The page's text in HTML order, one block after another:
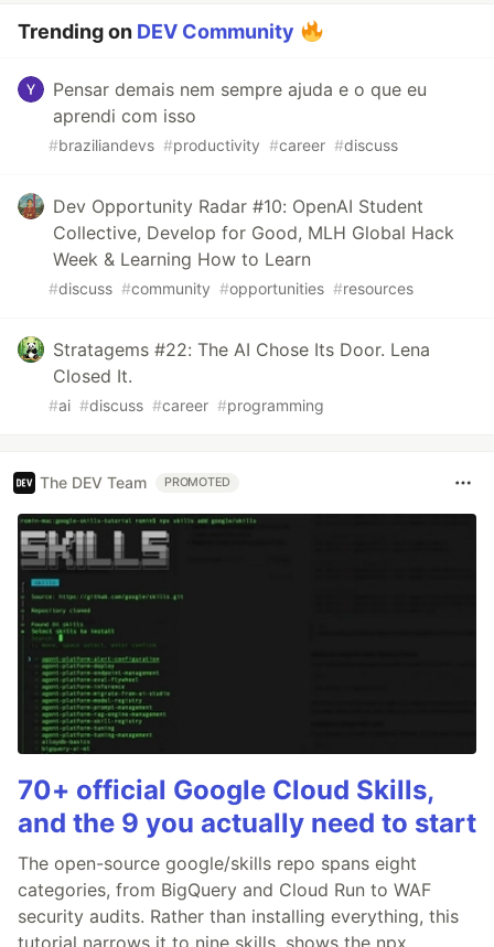
Trending on DEV Community
Pensar demais nem sempre ajuda e o que eu
aprendi com isso
#braziliandevs #productivity #career #discuss
Dev Opportunity Radar #10: OpenAI Student
Collective, Develop for Good, MLH Global Hack
Week & Learning How to Learn
#discuss #community #opportunities #resources
Stratagems #22: The AI Chose Its Door. Lena
Closed It.
#ai #discuss #career #programming
The DEV Team PROMOTED
70+ official Google Cloud Skills,
and the 9 you actually need to start
The open-source google/skills repo spans eight
categories, from BigQuery and Cloud Run to WAF
security audits. Rather than installing everything, this